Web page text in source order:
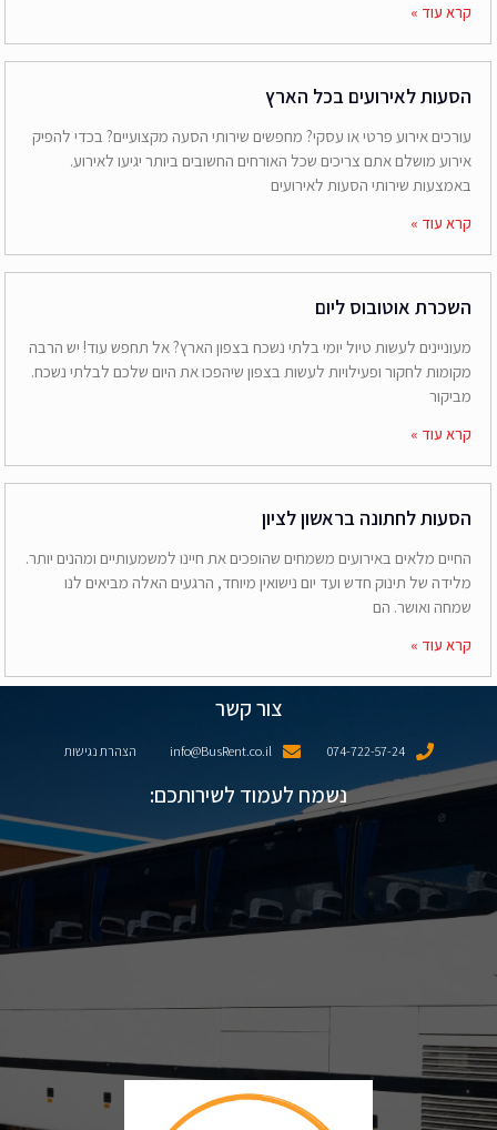
קרא עוד »
הסעות לאירועים בכל הארץ
עורכים אירוע פרטי או עסקי? מחפשים שירותי הסעה מקצועיים? בכדי להפיק
אירוע מושלם אתם צריכים שכל האורחים החשובים ביותר יגיעו לאירוע.
באמצעות שירותי הסעות לאירועים
קרא עוד »
השכרת אוטובוס ליום
מעוניינים לעשות טיול יומי בלתי נשכח בצפון הארץ? אל תחפש עוד! יש הרבה
מקומות לחקור ופעילויות לעשות בצפון שיהפכו את היום שלכם לבלתי נשכח.
מביקור
קרא עוד »
הסעות לחתונה בראשון לציון
החיים מלאים באירועים משמחים שהופכים את חיינו למשמעותיים ומהנים יותר.
מלידה של תינוק חדש ועד יום נישואין מיוחד, הרגעים האלה מביאים לנו
שמחה ואושר. הם
קרא עוד »
צור קשר
074-722-57-24
info@BusRent.co.il הצהרת נגישות
נשמח לעמוד לשירותכם: